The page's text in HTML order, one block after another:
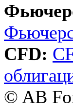
CFD:
© AB